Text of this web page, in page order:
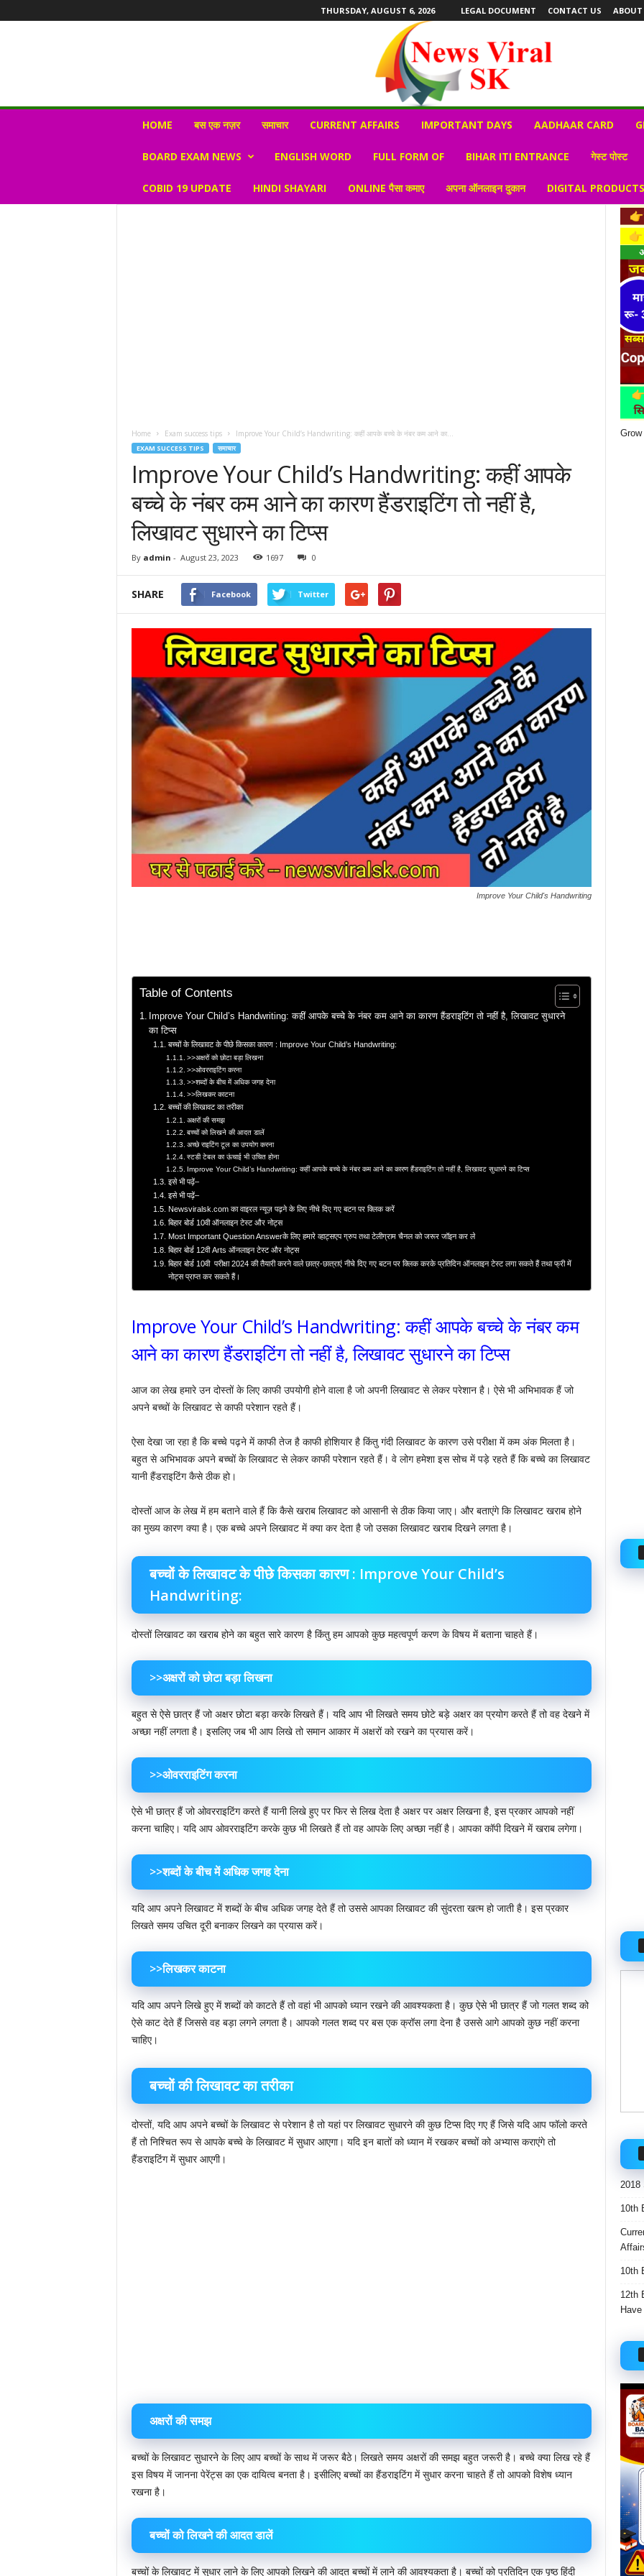
THURSDAY, AUGUST 6, 2026 LEGAL DOCUMENT CONTACT US ABOUT
r
HOME बस एक नज़र समाचार CURRENT AFFAIRS IMPORTANT DAYS AADHAAR CARD
BOARD EXAM NEWS ENGLISH WORD FULL FORM OF BIHAR ITI ENTRANCE गेस्ट पोस्ट
COBID 19 UPDATE HINDI SHAYARI ONLINE पैसा कमाए अपना ऑनलाइन दुकान DIGITAL
Home Exam success tips Improve Your Child’s Handwriting: कहीं आपके बच्चे के नंबर कम आने का...
EXAM SUCCESS TIPS समाचार
Improve Your Child’s Handwriting: कहीं आपके
बच्चे के नंबर कम आने का कारण हैंडराइटिंग तो नहीं है,
लिखावट सुधारने का टिप्स
By admin - August 23, 2023 1697 0
SHARE Facebook Twitter
Improve Your Child's Handwriting
Table of Contents
Improve Your Child’s Handwriting: कहीं आपके बच्चे के नंबर कम आने का कारण हैंडराइटिंग तो नहीं है, लिखावट सुधारने
का टिप्स
बच्चों के लिखावट के पीछे किसका कारण : Improve Your Child’s Handwriting:
>>अक्षरों को छोटा बड़ा लिखना
>>ओवरराइटिंग करना
>>शब्दों के बीच में अधिक जगह देना
>>लिखकर काटना
बच्चों की लिखावट का तरीका
अक्षरों की समझ
बच्चों को लिखने की आदत डालें
अच्छे राइटिंग टूल का उपयोग करना
स्टडी टेबल का ऊंचाई भी उचित होना
Improve Your Child’s Handwriting: कहीं आपके बच्चे के नंबर कम आने का कारण हैंडराइटिंग तो नहीं है, लिखावट सुधारने का टिप्स
इसे भी पढ़ें–
इसे भी पढ़ें–
Newsviralsk.com का वाइरल न्यूज़ पढ़ने के लिए नीचे दिए गए बटन पर क्लिक करें
बिहार बोर्ड 10वी ऑनलाइन टेस्ट और नोट्स
Most Important Question Answerके लिए हमारे व्हाट्सएप ग्रुप तथा टेलीग्राम चैनल को जरूर जॉइन कर ले
बिहार बोर्ड 12वी Arts ऑनलाइन टेस्ट और नोट्स
बिहार बोर्ड 10वी परीक्षा 2024 की तैयारी करने वाले छात्र-छात्राएं नीचे दिए गए बटन पर क्लिक करके प्रतिदिन ऑनलाइन टेस्ट लगा सकते हैं तथा फ्री में
नोट्स प्राप्त कर सकते हैं।
Improve Your Child’s Handwriting: कहीं आपके बच्चे के नंबर कम
आने का कारण हैंडराइटिंग तो नहीं है, लिखावट सुधारने का टिप्स
आज का लेख हमारे उन दोस्तों के लिए काफी उपयोगी होने वाला है जो अपनी लिखावट से लेकर परेशान है। ऐसे भी अभिभावक हैं जो
अपने बच्चों के लिखावट से काफी परेशान रहते हैं।
ऐसा देखा जा रहा है कि बच्चे पढ़ने में काफी तेज है काफी होशियार है किंतु गंदी लिखावट के कारण उसे परीक्षा में कम अंक मिलता है।
बहुत से अभिभावक अपने बच्चों के लिखावट से लेकर काफी परेशान रहते हैं। वे लोग हमेशा इस सोच में पड़े रहते हैं कि बच्चे का लिखावट
यानी हैंडराइटिंग कैसे ठीक हो।
दोस्तों आज के लेख में हम बताने वाले हैं कि कैसे खराब लिखावट को आसानी से ठीक किया जाए। और बताएंगे कि लिखावट खराब होने
का मुख्य कारण क्या है। एक बच्चे अपने लिखावट में क्या कर देता है जो उसका लिखावट खराब दिखने लगता है।
बच्चों के लिखावट के पीछे किसका कारण : Improve Your Child’s
Handwriting:
दोस्तों लिखावट का खराब होने का बहुत सारे कारण है किंतु हम आपको कुछ महत्वपूर्ण करण के विषय में बताना चाहते हैं।
>>अक्षरों को छोटा बड़ा लिखना
बहुत से ऐसे छात्र हैं जो अक्षर छोटा बड़ा करके लिखते हैं। यदि आप भी लिखते समय छोटे बड़े अक्षर का प्रयोग करते हैं तो वह देखने में
अच्छा नहीं लगता है। इसलिए जब भी आप लिखे तो समान आकार में अक्षरों को रखने का प्रयास करें।
>>ओवरराइटिंग करना
ऐसे भी छात्र हैं जो ओवरराइटिंग करते हैं यानी लिखे हुए पर फिर से लिख देता है अक्षर पर अक्षर लिखना है, इस प्रकार आपको नहीं
करना चाहिए। यदि आप ओवरराइटिंग करके कुछ भी लिखते हैं तो वह आपके लिए अच्छा नहीं है। आपका कॉपी दिखने में खराब लगेगा।
>>शब्दों के बीच में अधिक जगह देना
यदि आप अपने लिखावट में शब्दों के बीच अधिक जगह देते हैं तो उससे आपका लिखावट की सुंदरता खत्म हो जाती है। इस प्रकार
लिखते समय उचित दूरी बनाकर लिखने का प्रयास करें।
>>लिखकर काटना
यदि आप अपने लिखे हुए में शब्दों को काटते हैं तो वहां भी आपको ध्यान रखने की आवश्यकता है। कुछ ऐसे भी छात्र हैं जो गलत शब्द को
ऐसे काट देते हैं जिससे वह बड़ा लगने लगता है। आपको गलत शब्द पर बस एक क्रॉस लगा देना है उससे आगे आपको कुछ नहीं करना
चाहिए।
बच्चों की लिखावट का तरीका
दोस्तों, यदि आप अपने बच्चों के लिखावट से परेशान है तो यहां पर लिखावट सुधारने की कुछ टिप्स दिए गए हैं जिसे यदि आप फॉलो करते
हैं तो निश्चित रूप से आपके बच्चे के लिखावट में सुधार आएगा। यदि इन बातों को ध्यान में रखकर बच्चों को अभ्यास कराएंगे तो
हैंडराइटिंग में सुधार आएगी।
अक्षरों की समझ
बच्चों के लिखावट सुधारने के लिए आप बच्चों के साथ में जरूर बैठे। लिखते समय अक्षरों की समझ बहुत जरूरी है। बच्चे क्या लिख रहे हैं
इस विषय में जानना पेरेंट्स का एक दायित्व बनता है। इसीलिए बच्चों का हैंडराइटिंग में सुधार करना चाहते हैं तो आपको विशेष ध्यान
रखना है।
बच्चों को लिखने की आदत डालें
बच्चों के लिखावट में सुधार लाने के लिए आपको लिखने की आदत बच्चों में लाने की आवश्यकता है। बच्चों को प्रतिदिन एक पृष्ठ हिंदी
2018
10th
10th
12th